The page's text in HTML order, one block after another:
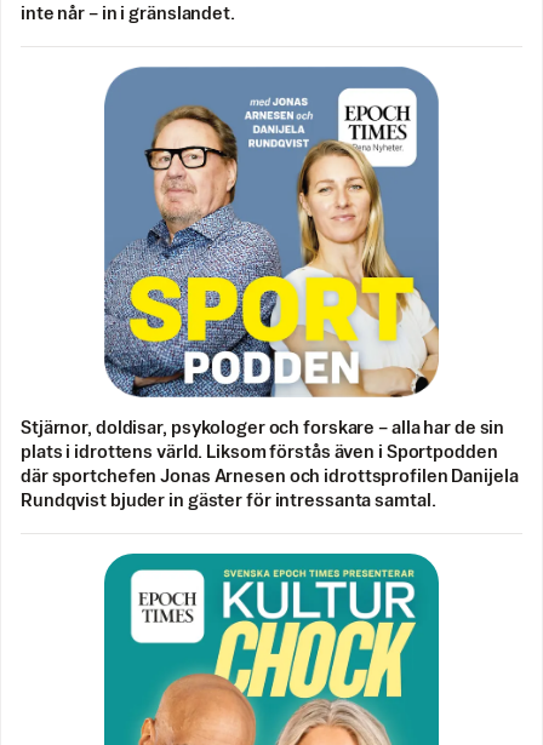
inte når – in i gränslandet.
Stjärnor, doldisar, psykologer och forskare – alla har de sin
plats i idrottens värld. Liksom förstås även i Sportpodden
där sportchefen Jonas Arnesen och idrottsprofilen Danijela
Rundqvist bjuder in gäster för intressanta samtal.